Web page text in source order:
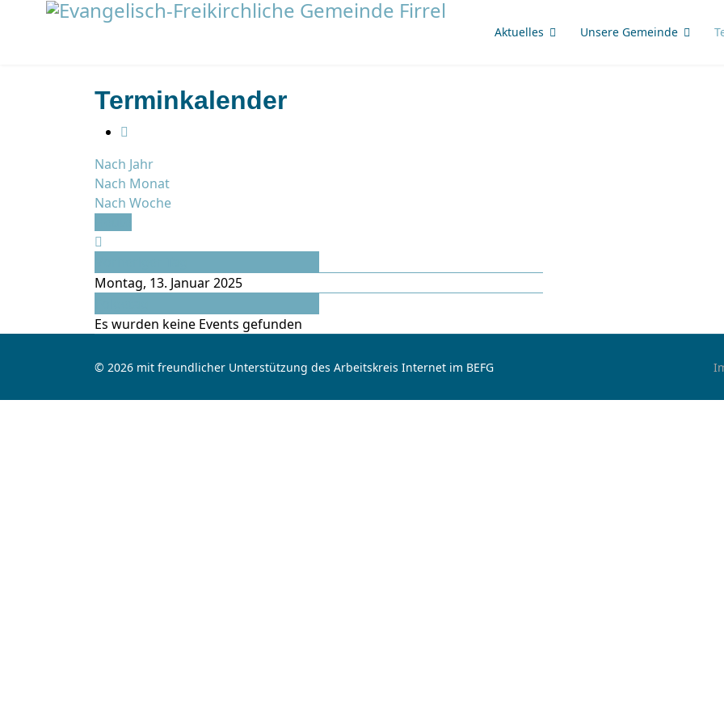
Aktuelles Unsere Gemeinde
Terminkalender
Nach Jahr
Nach Monat
Nach Woche
Montag, 13. Januar 2025
Es wurden keine Events gefunden
© 2026 mit freundlicher Unterstützung des Arbeitskreis Internet im BEFG